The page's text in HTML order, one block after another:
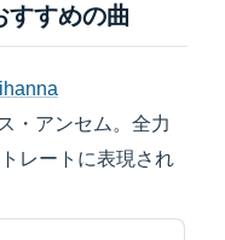
すすめの曲
・アンセム。全力
レートに表現され